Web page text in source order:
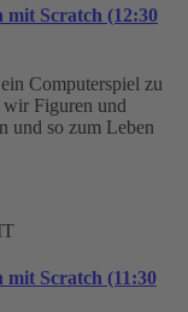
mit Scratch (12:30
Computerspiel zu
wir Figuren und
und so zum Leben
Scratch (11:30